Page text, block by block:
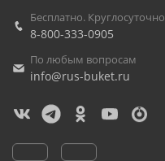
Бесплатно. Круглосуточно
8-800-333-0905
По любым вопросам
info@rus-buket.ru